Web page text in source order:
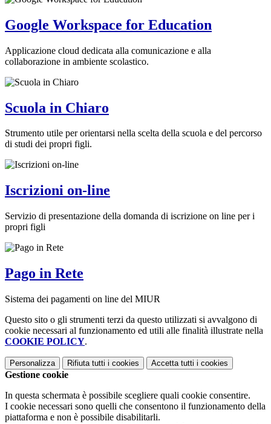
Google Workspace for Education
Applicazione cloud dedicata alla comunicazione e alla
collaborazione in ambiente scolastico.
Scuola in Chiaro
Strumento utile per orientarsi nella scelta della scuola e del percorso
di studi dei propri figli.
Iscrizioni on-line
Servizio di presentazione della domanda di iscrizione on line per i
propri figli
Pago in Rete
Sistema dei pagamenti on line del MIUR
Questo sito o gli strumenti terzi da questo utilizzati si avvalgono di
cookie necessari al funzionamento ed utili alle finalità illustrate nella
COOKIE POLICY.
Personalizza Rifiuta tutti i cookies Accetta tutti i cookies
Gestione cookie
In questa schermata è possibile scegliere quali cookie consentire.
I cookie necessari sono quelli che consentono il funzionamento della
piattaforma e non è possibile disabilitarli.